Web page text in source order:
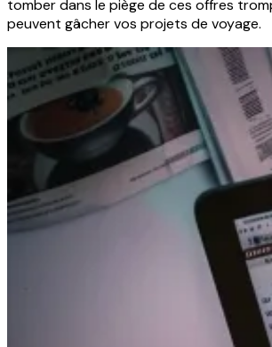
tomber dans le piège de ces offres
peuvent gâcher vos projets de voyage.